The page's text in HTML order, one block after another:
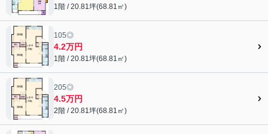
1階 / 20.81坪(68.81㎡)
105◎
4.2万円
1階 / 20.81坪(68.81㎡)
205◎
4.5万円
2階 / 20.81坪(68.81㎡)